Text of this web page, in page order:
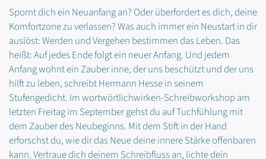
Spornt dich ein Neuanfang an? Oder überfordert es dich, deine
Komfortzone zu verlassen? Was auch immer ein Neustart in dir
auslöst: Werden und Vergehen bestimmen das Leben. Das
heißt: Auf jedes Ende folgt ein neuer Anfang. Und jedem
Anfang wohnt ein Zauber inne, der uns beschützt und der uns
hilft zu leben, schreibt Hermann Hesse in seinem
Stufengedicht. Im wortwörtlichwirken-Schreibworkshop am
letzten Freitag im September gehst du auf Tuchfühlung mit
dem Zauber des Neubeginns. Mit dem Stift in der Hand
erforschst du, wie dir das Neue deine innere Stärke offenbaren
kann. Vertraue dich deinem Schreibfluss an, lichte dein